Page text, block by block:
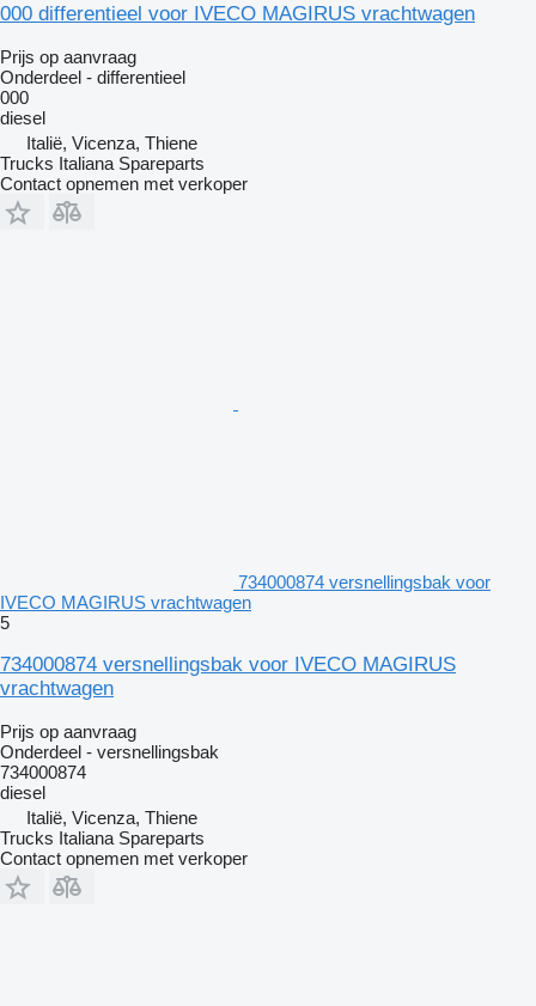
000 differentieel voor IVECO MAGIRUS vrachtwagen
Prijs op aanvraag
Onderdeel - differentieel
000
diesel
Italië, Vicenza, Thiene
Trucks Italiana Spareparts
Contact opnemen met verkoper
734000874 versnellingsbak voor
IVECO MAGIRUS vrachtwagen
5
734000874 versnellingsbak voor IVECO MAGIRUS
vrachtwagen
Prijs op aanvraag
Onderdeel - versnellingsbak
734000874
diesel
Italië, Vicenza, Thiene
Trucks Italiana Spareparts
Contact opnemen met verkoper